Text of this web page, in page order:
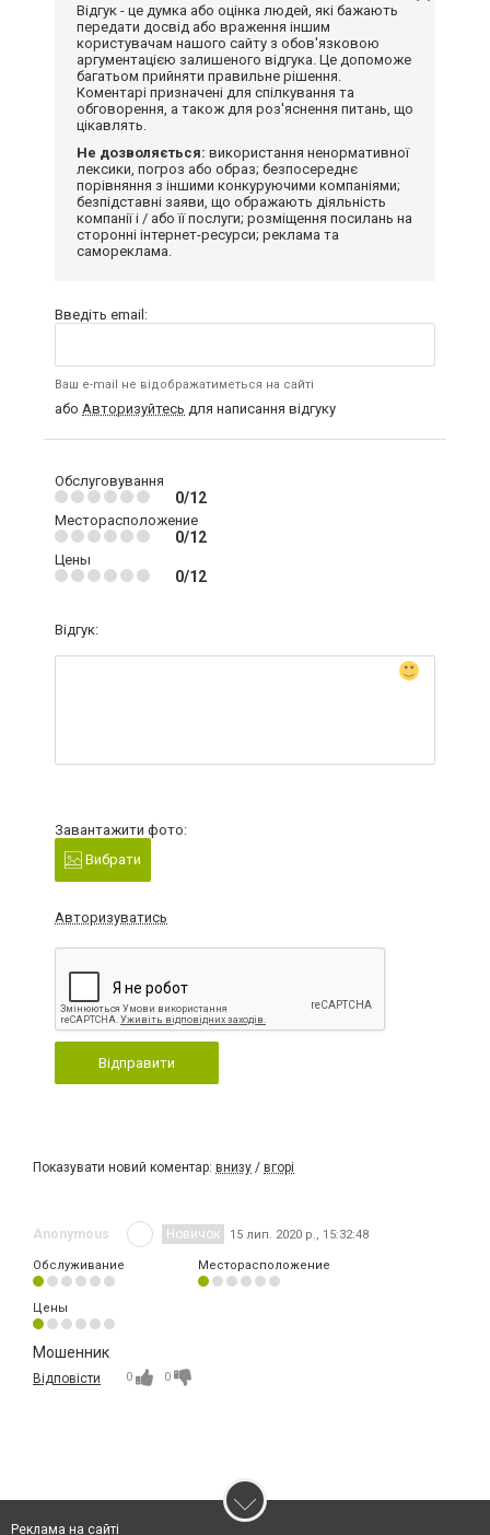
Відгук - це думка або оцінка людей, які бажають
передати досвід або враження іншим
користувачам нашого сайту з обов'язковою
аргументацією залишеного відгука. Це допоможе
багатьом прийняти правильне рішення.
Коментарі призначені для спілкування та
обговорення, а також для роз'яснення питань, що
цікавлять.
Не дозволяється: використання ненормативної
лексики, погроз або образ; безпосереднє
порівняння з іншими конкуруючими компаніями;
безпідставні заяви, що ображають діяльність
компанії і / або її послуги; розміщення посилань на
сторонні інтернет-ресурси; реклама та
самореклама.
Введіть email:
Ваш e-mail не відображатиметься на сайті
або Авторизуйтесь для написання відгуку
Обслуговування
0/12
Месторасположение
0/12
Цены
0/12
Відгук:
Завантажити фото:
Вибрати
Авторизуватись
Відправити
Показувати новий коментар: внизу / вгорі
Anonymous Новичок 15 лип. 2020 р., 15:32:48
Обслуживание Месторасположение
Цены
Мошенник
Відповісти 0 0
Реклама на сайті